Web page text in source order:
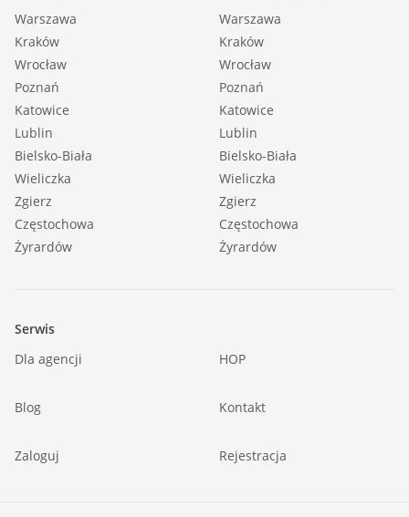
Warszawa
Kraków
Wrocław
Poznań
Katowice
Lublin
Bielsko-Biała
Wieliczka
Zgierz
Częstochowa
Żyrardów
Warszawa
Kraków
Wrocław
Poznań
Katowice
Lublin
Bielsko-Biała
Wieliczka
Zgierz
Częstochowa
Żyrardów
Serwis
Dla agencji
HOP
Blog Kontakt
Zaloguj Rejestracja